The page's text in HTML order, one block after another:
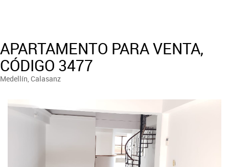
APARTAMENTO PARA VENTA,
CÓDIGO 3477
Medellín, Calasanz